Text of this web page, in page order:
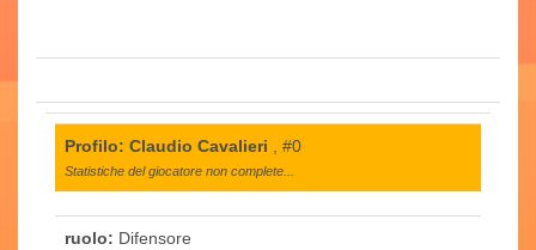
Profilo: Claudio Cavalieri , #0
Statistiche del giocatore non complete...
ruolo: Difensore